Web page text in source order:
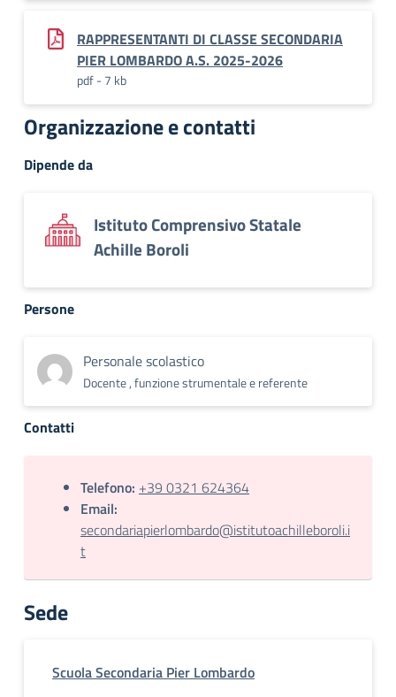
RAPPRESENTANTI DI CLASSE SECONDARIA
PIER LOMBARDO A.S. 2025-2026
pdf - 7 kb
Organizzazione e contatti
Dipende da
Istituto Comprensivo Statale
Achille Boroli
Persone
Personale scolastico
Docente , funzione strumentale e referente
Contatti
Telefono: +39 0321 624364
Email:
secondariapierlombardo@istitutoachilleboroli.i
t
Sede
Scuola Secondaria Pier Lombardo